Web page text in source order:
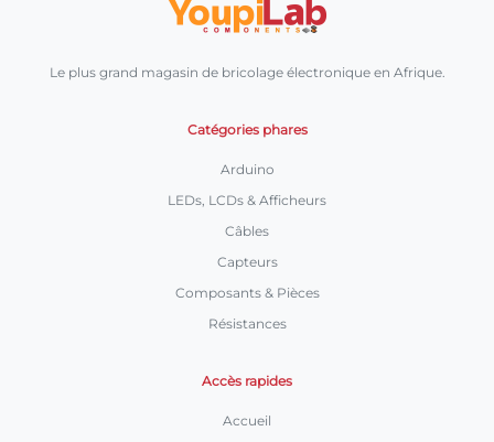
Le plus grand magasin de bricolage électronique en Afrique.
Catégories phares
Arduino
LEDs, LCDs & Afficheurs
Câbles
Capteurs
Composants & Pièces
Résistances
Accès rapides
Accueil